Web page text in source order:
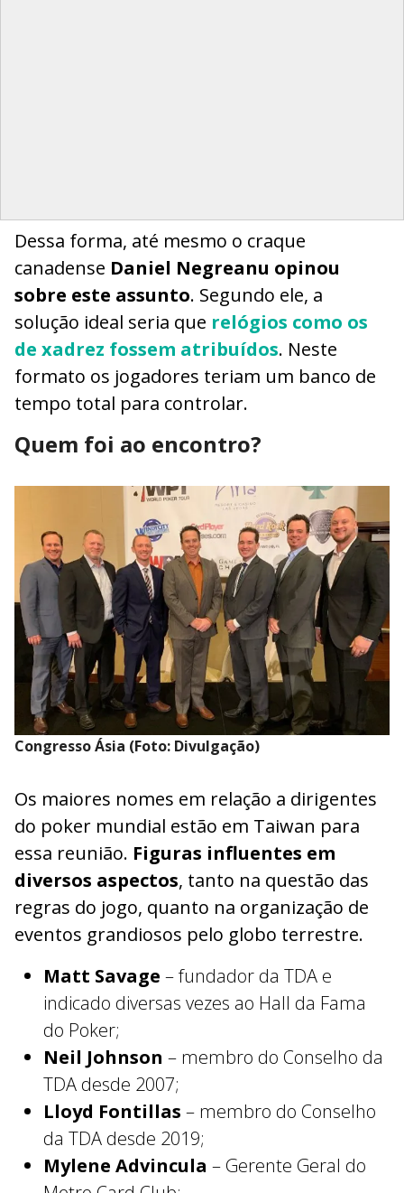
Dessa forma, até mesmo o craque
canadense Daniel Negreanu opinou
sobre este assunto. Segundo ele, a
solução ideal seria que relógios como os
de xadrez fossem atribuídos. Neste
formato os jogadores teriam um banco de
tempo total para controlar.
Quem foi ao encontro?
Congresso Ásia (Foto: Divulgação)
Os maiores nomes em relação a dirigentes
do poker mundial estão em Taiwan para
essa reunião. Figuras influentes em
diversos aspectos, tanto na questão das
regras do jogo, quanto na organização de
eventos grandiosos pelo globo terrestre.
Matt Savage – fundador da TDA e
indicado diversas vezes ao Hall da Fama
do Poker;
Neil Johnson – membro do Conselho da
TDA desde 2007;
Lloyd Fontillas – membro do Conselho
da TDA desde 2019;
Mylene Advincula – Gerente Geral do